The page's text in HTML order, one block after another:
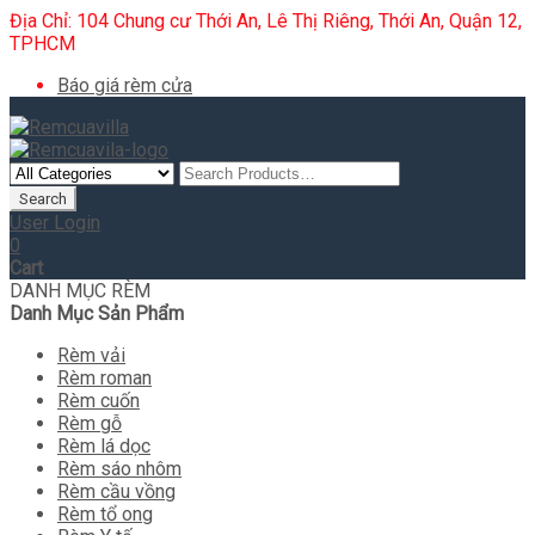
Địa Chỉ: 104 Chung cư Thới An, Lê Thị Riêng, Thới An, Quận 12,
TPHCM
Báo giá rèm cửa
User Login
0
Cart
DANH MỤC RÈM
Danh Mục Sản Phẩm
Rèm vải
Rèm roman
Rèm cuốn
Rèm gỗ
Rèm lá dọc
Rèm sáo nhôm
Rèm cầu vồng
Rèm tổ ong